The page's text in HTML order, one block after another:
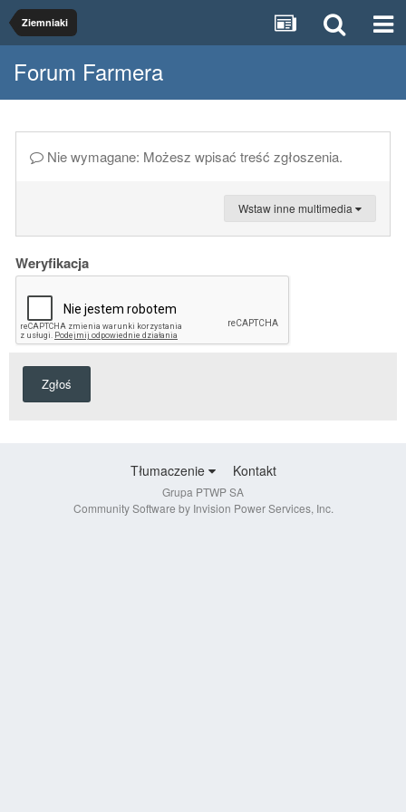
Ziemniaki
Forum Farmera
Nie wymagane: Możesz wpisać treść zgłoszenia.
Wstaw inne multimedia
Weryfikacja
Zgłoś
Tłumaczenie Kontakt
Grupa PTWP SA
Community Software by Invision Power Services, Inc.